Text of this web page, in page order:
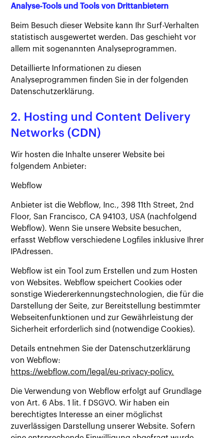
Analyse-Tools und Tools von Drittanbietern
Beim Besuch dieser Website kann Ihr Surf-Verhalten
statistisch ausgewertet werden. Das geschieht vor
allem mit sogenannten Analyseprogrammen.
Detaillierte Informationen zu diesen
Analyseprogrammen finden Sie in der folgenden
Datenschutzerklärung.
2. Hosting und Content Delivery
Networks (CDN)
Wir hosten die Inhalte unserer Website bei
folgendem Anbieter:
Webflow
Anbieter ist die Webflow, Inc., 398 11th Street, 2nd
Floor, San Francisco, CA 94103, USA (nachfolgend
Webflow). Wenn Sie unsere Website besuchen,
erfasst Webflow verschiedene Logfiles inklusive Ihrer
IPAdressen.
Webflow ist ein Tool zum Erstellen und zum Hosten
von Websites. Webflow speichert Cookies oder
sonstige Wiedererkennungstechnologien, die für die
Darstellung der Seite, zur Bereitstellung bestimmter
Webseitenfunktionen und zur Gewährleistung der
Sicherheit erforderlich sind (notwendige Cookies).
Details entnehmen Sie der Datenschutzerklärung
von Webflow:
https://webflow.com/legal/eu-privacy-policy.
Die Verwendung von Webflow erfolgt auf Grundlage
von Art. 6 Abs. 1 lit. f DSGVO. Wir haben ein
berechtigtes Interesse an einer möglichst
zuverlässigen Darstellung unserer Website. Sofern